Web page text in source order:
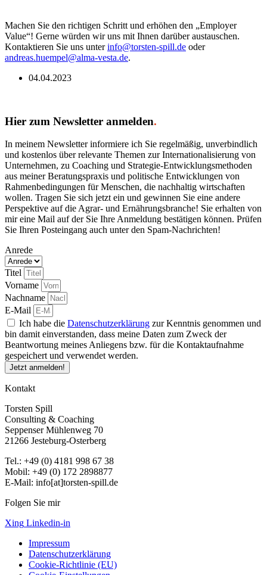
Machen Sie den richtigen Schritt und erhöhen den „Employer
Value“! Gerne würden wir uns mit Ihnen darüber austauschen.
Kontaktieren Sie uns unterinfo@torsten-spill.de oder
andreas.huempel@alma-vesta.de.
04.04.2023
Hier zum Newsletter anmelden.
In meinem Newsletter informiere ich Sie regelmäßig, unverbindlich
und kostenlos über relevante Themen zur Internationalisierung von
Unternehmen, zu Coaching und Strategie-Entwicklungsmethoden
aus meiner Beratungspraxis und politische Entwicklungen von
Rahmenbedingungen für Menschen, die nachhaltig wirtschaften
wollen. Tragen Sie sich jetzt ein und gewinnen Sie eine andere
Perspektive auf die Agrar- und Ernährungsbranche! Sie erhalten von
mir eine Mail auf der Sie Ihre Anmeldung bestätigen können. Prüfen
Sie Ihren Posteingang auch unter den Spam-Nachrichten!
Anrede
Titel
Vorname
Nachname
E-Mail
Ich habe die Datenschutzerklärung zur Kenntnis genommen und
bin damit einverstanden, dass meine Daten zum Zweck der
Beantwortung meines Anliegens bzw. für die Kontaktaufnahme
gespeichert und verwendet werden.
Jetzt anmelden!
Kontakt
Torsten Spill
Consulting & Coaching
Seppenser Mühlenweg 70
21266 Jesteburg-Osterberg
Tel.: +49 (0) 4181 998 67 38
Mobil: +49 (0) 172 2898877
E-Mail: info[at]torsten-spill.de
Folgen Sie mir
Xing Linkedin-in
Impressum
Datenschutzerklärung
Cookie-Richtlinie (EU)